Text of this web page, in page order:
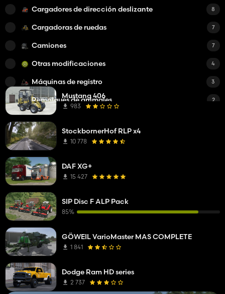
Cargadores de dirección deslizante 8
Cargadoras de ruedas 7
Camiones 7
Otras modificaciones 4
Máquinas de registro 3
Remolques de animales 2
Cosechadoras combinadas
Vacas
Cargadores frontales
Encabezados de corte
Tractores medianos
Guiones
Manipuladores telescópicos
Remolques
Cortacéspedes
Mustang 406
983
StockbornerHof RLP x4
10 778
DAF XG+
15 427
SIP Disc F ALP Pack
85%
GÖWEIL VarioMaster MAS COMPLETE
1 841
Dodge Ram HD series
2 737